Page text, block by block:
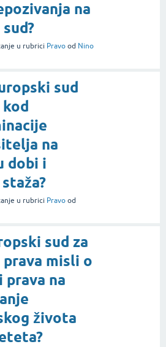
na
u rubrici Pravo od Nino
sud
na
dobi i
u rubrici Pravo od
sud za
misli o
prava na
života